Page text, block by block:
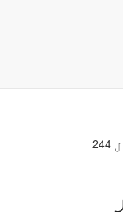
244